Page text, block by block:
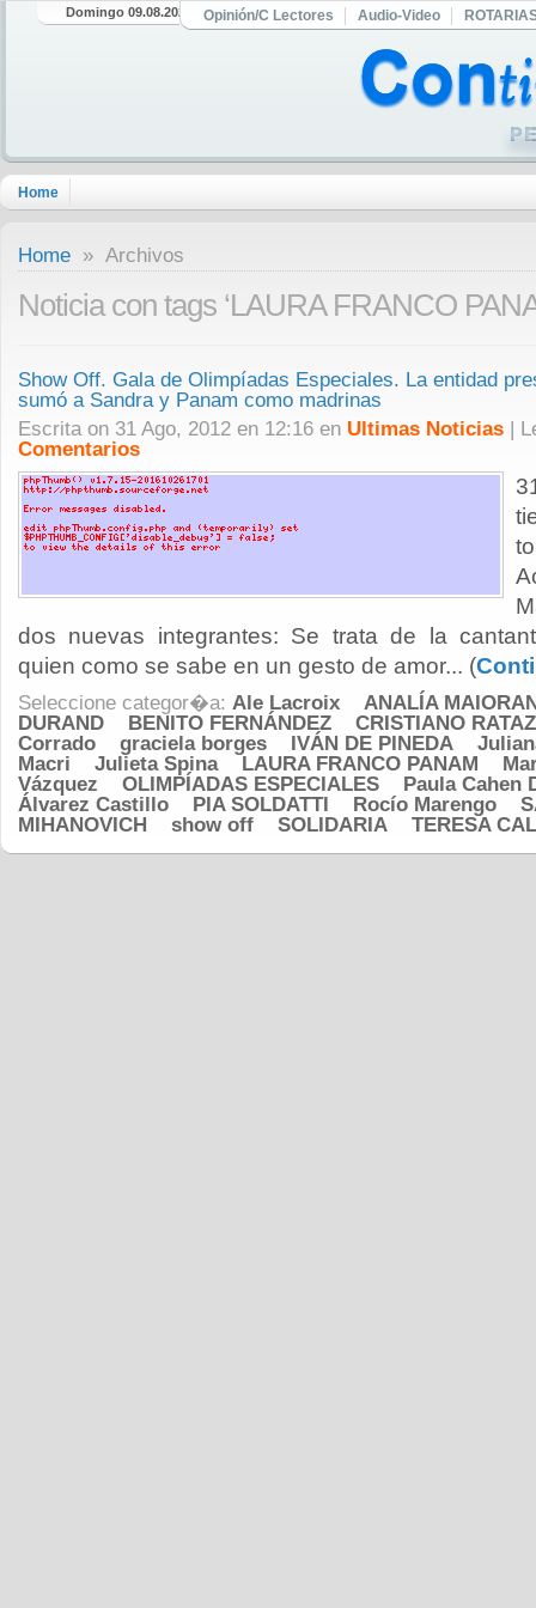
Domingo 09.08.2026 Opinión/C Lectores Audio-Video
Home
Home » Archivos
Noticia con tags ‘LAURA FRANCO
Show Off. Gala de Olimpíadas Especiales. La entidad
sumó a Sandra y Panam como madrinas
Escrita on 31 Ago, 2012 en 12:16 en Ultimas Noticias |
Comentarios
dos nuevas integrantes: Se trata de la
quien como se sabe en un gesto de amor... (
Seleccione categor�a: Ale Lacroix
ANALÍA
DURAND
BENITO FERNÁNDEZ
CRISTIANO
Corrado
graciela borges IVÁN DE PINEDA
Macri
Julieta Spina LAURA FRANCO PANAM
Vázquez
OLIMPÍADAS ESPECIALES
Paula Cahen
Álvarez Castillo
PIA SOLDATTI Rocío Marengo
MIHANOVICH
show off SOLIDARIA TERESA